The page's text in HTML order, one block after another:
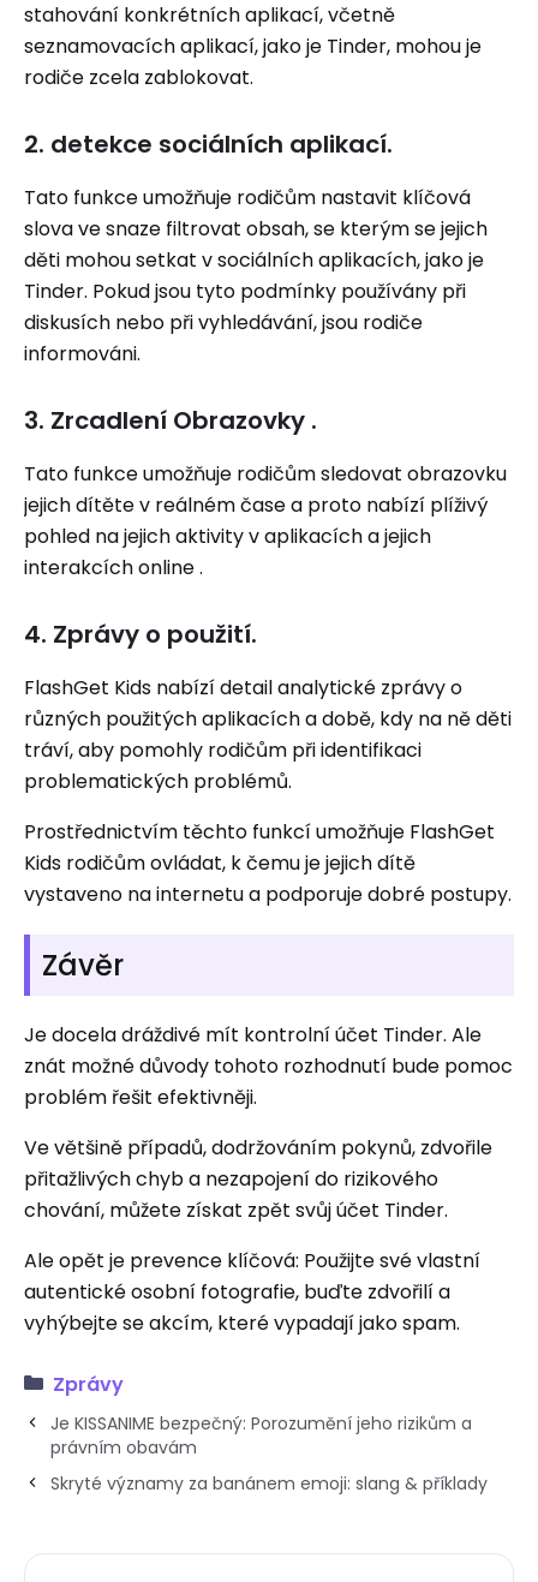
stahování konkrétních aplikací, včetně
seznamovacích aplikací, jako je Tinder, mohou je
rodiče zcela zablokovat.
2. detekce sociálních aplikací.
Tato funkce umožňuje rodičům nastavit klíčová
slova ve snaze filtrovat obsah, se kterým se jejich
děti mohou setkat v sociálních aplikacích, jako je
Tinder. Pokud jsou tyto podmínky používány při
diskusích nebo při vyhledávání, jsou rodiče
informováni.
3. Zrcadlení Obrazovky .
Tato funkce umožňuje rodičům sledovat obrazovku
jejich dítěte v reálném čase a proto nabízí plíživý
pohled na jejich aktivity v aplikacích a jejich
interakcích online .
4. Zprávy o použití.
FlashGet Kids nabízí detail analytické zprávy o
různých použitých aplikacích a době, kdy na ně děti
tráví, aby pomohly rodičům při identifikaci
problematických problémů.
Prostřednictvím těchto funkcí umožňuje FlashGet
Kids rodičům ovládat, k čemu je jejich dítě
vystaveno na internetu a podporuje dobré postupy.
Závěr
Je docela dráždivé mít kontrolní účet Tinder. Ale
znát možné důvody tohoto rozhodnutí bude pomoc
problém řešit efektivněji.
Ve většině případů, dodržováním pokynů, zdvořile
přitažlivých chyb a nezapojení do rizikového
chování, můžete získat zpět svůj účet Tinder.
Ale opět je prevence klíčová: Použijte své vlastní
autentické osobní fotografie, buďte zdvořilí a
vyhýbejte se akcím, které vypadají jako spam.
Zprávy
Je KISSANIME bezpečný: Porozumění jeho rizikům a
právním obavám
Skryté významy za banánem emoji: slang & příklady